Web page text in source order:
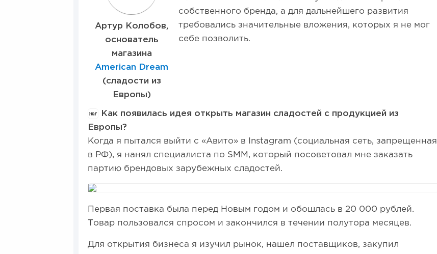
Артур Колобов,
основатель
магазина
American Dream
(сладости из
Европы)
собственного бренда, а для дальнейшего развития
требовались значительные вложения, которых я не мог
себе позволить.
Как появилась идея открыть магазин сладостей с продукцией из
Европы?
Когда я пытался выйти с «Авито» в Instagram (социальная сеть, запрещенная
в РФ), я нанял специалиста по SMM, который посоветовал мне заказать
партию брендовых зарубежных сладостей.
Первая поставка была перед Новым годом и обошлась в 20 000 рублей.
Товар пользовался спросом и закончился в течении полутора месяцев.
Для открытия бизнеса я изучил рынок, нашел поставщиков, закупил